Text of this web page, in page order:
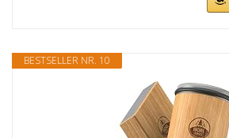
BESTSELLER NR. 10